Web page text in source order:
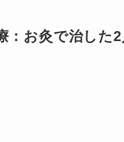
：お灸で治した